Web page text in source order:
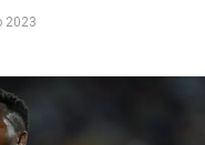
2023